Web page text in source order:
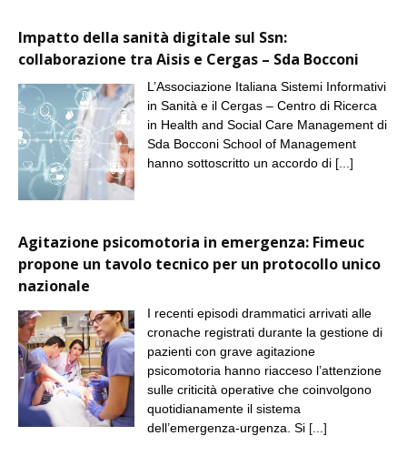
Impatto della sanità digitale sul Ssn:
collaborazione tra Aisis e Cergas – Sda Bocconi
L’Associazione Italiana Sistemi Informativi
in Sanità e il Cergas – Centro di Ricerca
in Health and Social Care Management di
Sda Bocconi School of Management
hanno sottoscritto un accordo di [...]
Agitazione psicomotoria in emergenza: Fimeuc
propone un tavolo tecnico per un protocollo unico
nazionale
I recenti episodi drammatici arrivati alle
cronache registrati durante la gestione di
pazienti con grave agitazione
psicomotoria hanno riacceso l’attenzione
sulle criticità operative che coinvolgono
quotidianamente il sistema
dell’emergenza-urgenza. Si [...]